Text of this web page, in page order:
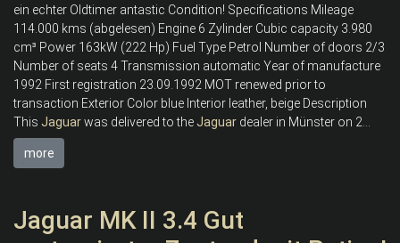
ein echter Oldtimer antastic Condition! Specifications Mileage
114.000 kms (abgelesen) Engine 6 Zylinder Cubic capacity 3.980
cm³ Power 163kW (222 Hp) Fuel Type Petrol Number of doors 2/3
Number of seats 4 Transmission automatic Year of manufacture
1992 First registration 23.09.1992 MOT renewed prior to
transaction Exterior Color blue Interior leather, beige Description
This Jaguarwas delivered to the Jaguar dealer in Münster on 2...
more
Jaguar MK II 3.4 Gut